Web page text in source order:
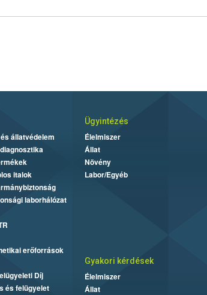
állatvédelem
italok
laborhálózat
erőforrások
Díj
és felügyelet
Ügyintézés
Élelmiszer
Állat
Növény
Labor/Egyéb
Gyakori kérdések
Élelmiszer
Állat